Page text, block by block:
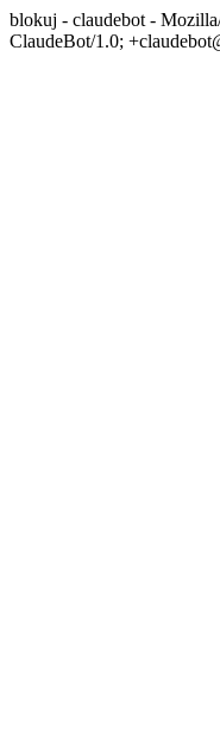
blokuj - claudebot -
ClaudeBot/1.0;